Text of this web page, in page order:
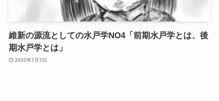
維新の源流としての水戸学NO4「前期水戸学とは、後
期水戸学とは」
2022年7月7日